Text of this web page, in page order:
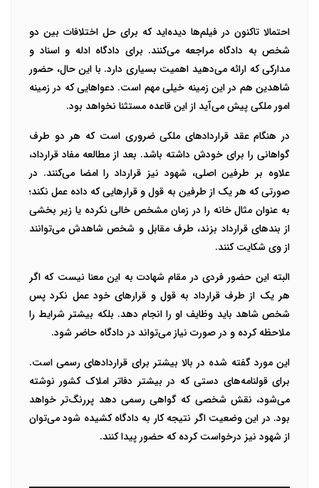
احتمالا تاکنون در فیلم‌ها دیده‌اید که برای حل اختلافات بین دو
شخص به دادگاه مراجعه می‌کنند. برای دادگاه ادله و اسناد و
مدارکی که ارائه می‌دهید اهمیت بسیاری دارد. با این حال، حضور
شاهدین هم در این زمینه خیلی مهم است. دعواهایی که در زمینه
امور ملکی پیش می‌آید از این قاعده مستثنا نخواهد بود.
در هنگام عقد قرارداد‌های ملکی ضروری است که هر دو طرف
گواهانی را برای خودش داشته باشد. بعد از مطالعه مفاد قرارداد،
علاوه بر طرفین اصلی، شهود نیز قرارداد را امضا می‌کنند. در
صورتی که هر یک از طرفین به قول و قرارهایی که داده عمل نکند؛
به عنوان مثال خانه را در زمان مشخص خالی نکرده یا زیر بخشی
از بندهای قرارداد بزند، طرف مقابل و شخص شاهدش می‌توانند
از وی شکایت کنند.
البته این حضور فردی در مقام شهادت به این معنا نیست که اگر
هر یک از طرف قرارداد به قول و قرارهای خود عمل نکرد پس
شخص شاهد باید وظایف او را انجام دهد. بلکه بیشتر شرایط را
ملاحظه کرده و در صورت نیاز می‌تواند در دادگاه حاضر شود.
این مورد گفته شده در بالا بیشتر برای قراردادهای رسمی است.
برای قولنامه‌های دستی که در بیشتر دفاتر املاک کشور نوشته
می‌شود، نقش شخصی که گواهی رسمی دهد پررنگ‌تر خواهد
بود. در این وضعیت اگر نتیجه کار به دادگاه کشیده شود می‌توان
از شهود نیز درخواست کرده که حضور پیدا کنند.